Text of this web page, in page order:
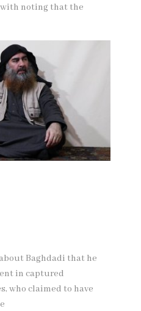
noting that the
Baghdadi that he
in captured
who claimed to have